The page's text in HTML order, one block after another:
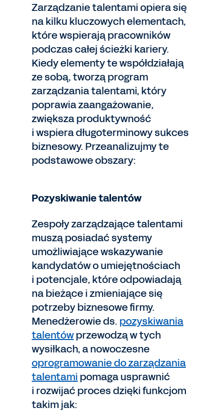
Zarządzanie talentami opiera się
na kilku kluczowych elementach,
które wspierają pracowników
podczas całej ścieżki kariery.
Kiedy elementy te współdziałają
ze sobą, tworzą program
zarządzania talentami, który
poprawia zaangażowanie,
zwiększa produktywność
i wspiera długoterminowy sukces
biznesowy. Przeanalizujmy te
podstawowe obszary:
Pozyskiwanie talentów
Zespoły zarządzające talentami
muszą posiadać systemy
umożliwiające wskazywanie
kandydatów o umiejętnościach
i potencjale, które odpowiadają
na bieżące i zmieniające się
potrzeby biznesowe firmy.
Menedżerowie ds. pozyskiwania
talentówprzewodzą w tych
wysiłkach, a nowoczesne
oprogramowanie do zarządzania
talentami pomaga usprawnić
i rozwijać proces dzięki funkcjom
takim jak: